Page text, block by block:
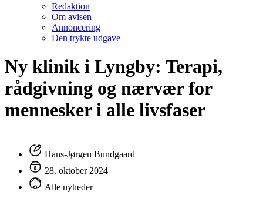
Redaktion
Om avisen
Annoncering
Den trykte udgave
Ny klinik i Lyngby: Terapi,
rådgivning og nærvær for
mennesker i alle livsfaser
Hans-Jørgen Bundgaard
28. oktober 2024
Alle nyheder